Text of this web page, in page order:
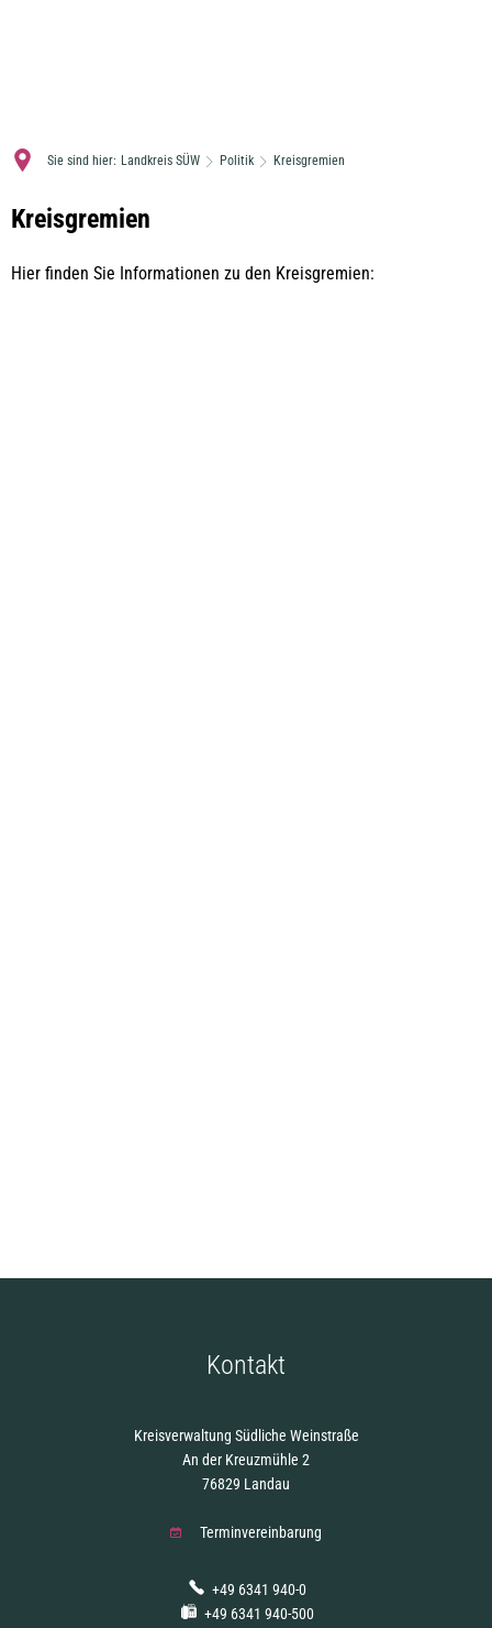
Sie sind hier: Landkreis SÜW Politik Kreisgremien
Kreisgremien
Kreisgremien
Hier finden Sie Informationen zu den Kreisgremien:
Kontakt
Kreisverwaltung Südliche Weinstraße
An der Kreuzmühle 2
76829 Landau
Terminvereinbarung
+49 6341 940-0
+49 6341 940-500